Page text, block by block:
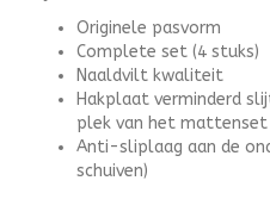
Originele pasvorm
Complete set (4 stuks)
Naaldvilt kwaliteit
Hakplaat verminderd
plek van het mattenset
Anti-sliplaag aan de
schuiven)